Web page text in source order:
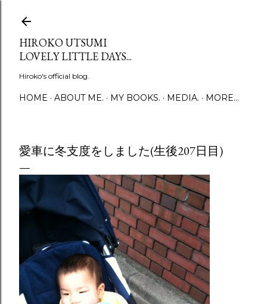
HIROKO UTSUMI
LOVELY LITTLE DAYS...
Hiroko's official blog.
HOME ABOUT ME. MY BOOKS. MEDIA. MORE…
愛車に冬支度をしました(生後207日目)